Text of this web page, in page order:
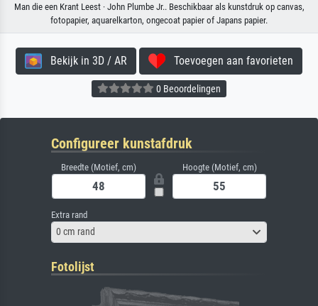
Man die een Krant Leest · John Plumbe Jr.. Beschikbaar als kunstdruk op canvas,
fotopapier, aquarelkarton, ongecoat papier of Japans papier.
Bekijk in 3D / AR Toevoegen aan favorieten
0 Beoordelingen
Configureer kunstafdruk
Breedte (Motief, cm) Hoogte (Motief, cm)
Extra rand
0 cm rand
Fotolijst